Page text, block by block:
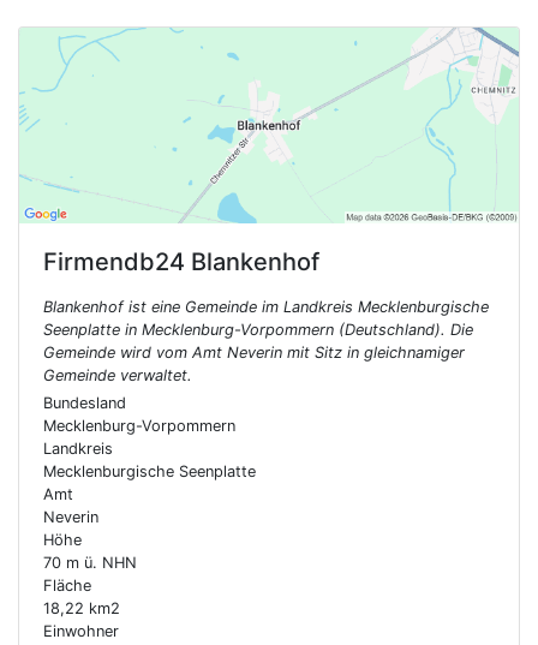
Firmendb24 Blankenhof
Blankenhof ist eine Gemeinde im Landkreis Mecklenburgische
Seenplatte in Mecklenburg-Vorpommern (Deutschland). Die
Gemeinde wird vom Amt Neverin mit Sitz in gleichnamiger
Gemeinde verwaltet.
Bundesland
Mecklenburg-Vorpommern
Landkreis
Mecklenburgische Seenplatte
Amt
Neverin
Höhe
70 m ü. NHN
Fläche
18,22 km2
Einwohner